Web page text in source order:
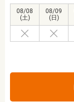
08/08
(土)
08/09
(日)